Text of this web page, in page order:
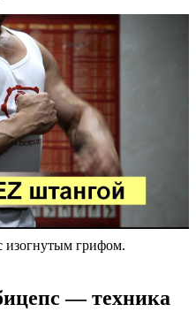
изогнутым грифом.
— техника